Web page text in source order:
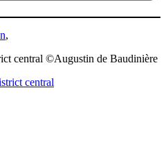
,
central ©Augustin de Baudinière